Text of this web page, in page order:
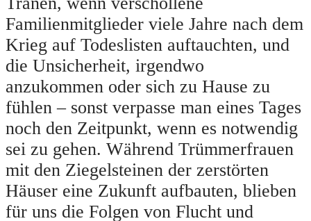
Familienmitglieder viele Jahre nach dem
Krieg auf Todeslisten auftauchten, und
die Unsicherheit, irgendwo
anzukommen oder sich zu Hause zu
fühlen – sonst verpasse man eines Tages
noch den Zeitpunkt, wenn es notwendig
sei zu gehen. Während Trümmerfrauen
mit den Ziegelsteinen der zerstörten
Häuser eine Zukunft aufbauten, blieben
für uns die Folgen von Flucht und